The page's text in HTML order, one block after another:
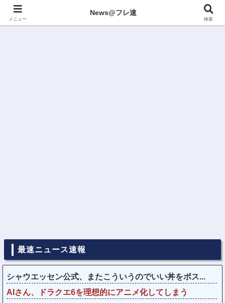
最速ニュース速報
シャウエッセン公式、またこういうのでいい丼をポス...
AIさん、ドラクエ6を理想的にアニメ化してしまう
メニュー
News@フレ速
検索